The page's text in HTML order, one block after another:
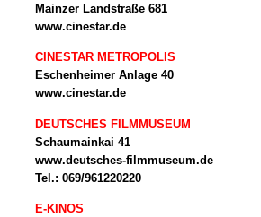
Mainzer Landstraße 681
www.cinestar.de
CINESTAR METROPOLIS
Eschenheimer Anlage 40
www.cinestar.de
DEUTSCHES FILMMUSEUM
Schaumainkai 41
www.deutsches-filmmuseum.de
Tel.: 069/961220220
E-KINOS